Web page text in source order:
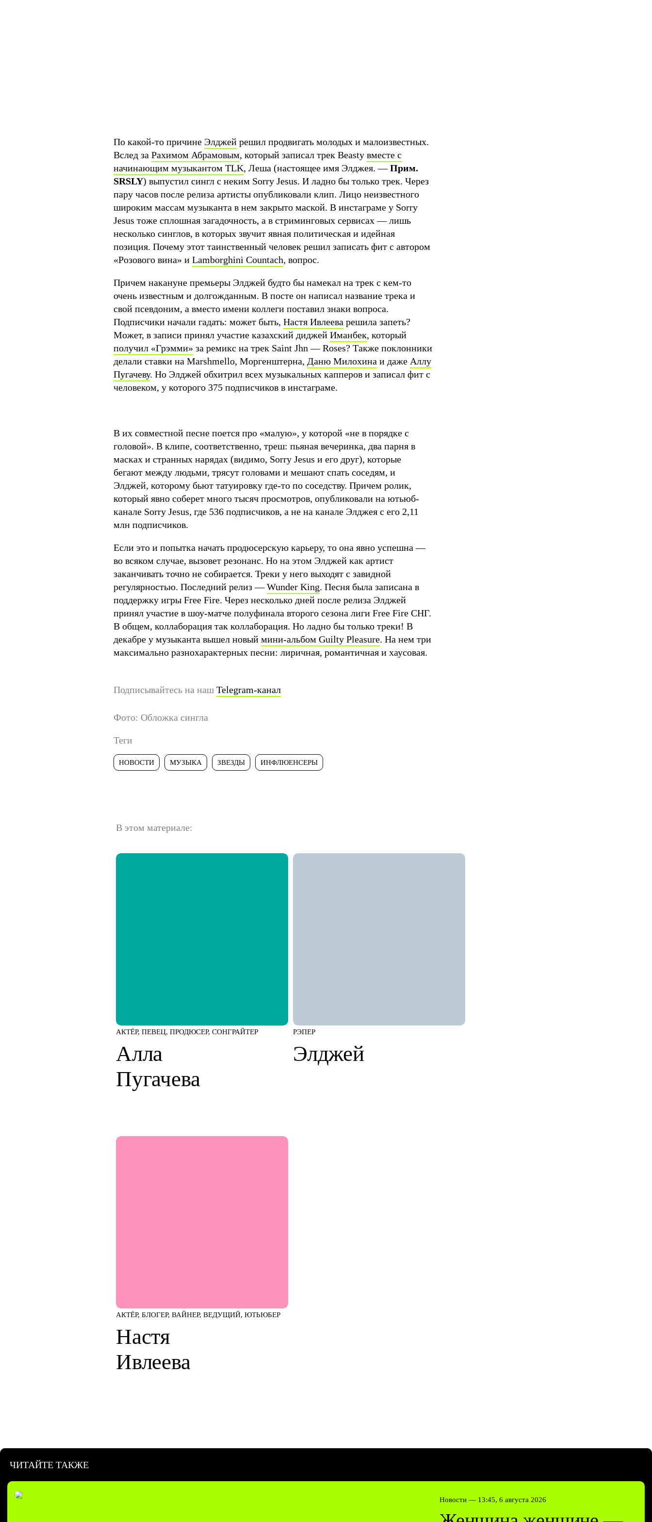
По какой-то причине Элджей решил продвигать молодых и малоизвестных.
Вслед за Рахимом Абрамовым, который записал трек Beasty вместе с
начинающим музыкантом TLK, Леша (настоящее имя Элджея. —Прим.
SRSLY) выпустил сингл с неким Sorry Jesus. И ладно бы только трек. Через
пару часов после релиза артисты опубликовали клип. Лицо неизвестного
широким массам музыканта в нем закрыто маской. В инстаграме у Sorry
Jesus тоже сплошная загадочность, а в стриминговых сервисах — лишь
несколько синглов, в которых звучит явная политическая и идейная
позиция. Почему этот таинственный человек решил записать фит с автором
«Розового вина» и Lamborghini Countach, вопрос.
Причем накануне премьеры Элджей будто бы намекал на трек с кем-то
очень известным и долгожданным. В посте он написал название трека и
свой псевдоним, а вместо имени коллеги поставил знаки вопроса.
Подписчики начали гадать: может быть, Настя Ивлеева решила запеть?
Может, в записи принял участие казахский диджей Иманбек, который
получил «Грэмми» за ремикс на трек Saint Jhn — Roses? Также поклонники
делали ставки на Marshmello, Моргенштерна, Даню Милохина и даже Аллу
Пугачеву. Но Элджей обхитрил всех музыкальных капперов и записал фит с
человеком, у которого 375 подписчиков в инстаграме.
В их совместной песне поется про «малую», у которой «не в порядке с
головой». В клипе, соответственно, треш: пьяная вечеринка, два парня в
масках и странных нарядах (видимо, Sorry Jesus и его друг), которые
бегают между людьми, трясут головами и мешают спать соседям, и
Элджей, которому бьют татуировку где-то по соседству. Причем ролик,
который явно соберет много тысяч просмотров, опубликовали на ютьюб-
канале Sorry Jesus, где 536 подписчиков, а не на канале Элджея с его 2,11
млн подписчиков.
Если это и попытка начать продюсерскую карьеру, то она явно успешна —
во всяком случае, вызовет резонанс. Но на этом Элджей как артист
заканчивать точно не собирается. Треки у него выходят с завидной
регулярностью. Последний релиз —Wunder King. Песня была записана в
поддержку игры Free Fire. Через несколько дней после релиза Элджей
принял участие в шоу-матче полуфинала второго сезона лиги Free Fire СНГ.
В общем, коллаборация так коллаборация. Но ладно бы только треки! В
декабре у музыканта вышел новый мини-альбом Guilty Pleasure. На нем три
максимально разнохарактерных песни: лиричная, романтичная и хаусовая.
Подписывайтесь на наш Telegram-канал
Фото: Обложка сингла
Теги
НОВОСТИ МУЗЫКА ЗВЕЗДЫ ИНФЛЮЕНСЕРЫ
В этом материале:
АКТЁР, ПЕВЕЦ, ПРОДЮСЕР, СОНГРАЙТЕР
Алла
Пугачева
РЭПЕР
Элджей
АКТЁР, БЛОГЕР, ВАЙНЕР, ВЕДУЩИЙ, ЮТЬЮБЕР
Настя
Ивлеева
ЧИТАЙТЕ ТАКЖЕ
Новости — 13:45, 6 августа 2026